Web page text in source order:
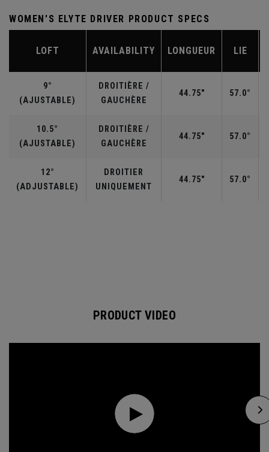
WOMEN'S ELYTE DRIVER PRODUCT SPECS
LOFT AVAILABILITY LONGUEUR LIE
9°
(AJUSTABLE)
DROITIÈRE /
GAUCHÈRE
44.75" 57.0°
10.5°
(AJUSTABLE)
DROITIÈRE /
GAUCHÈRE
44.75" 57.0°
12°
(ADJUSTABLE)
DROITIER
UNIQUEMENT
44.75" 57.0°
PRODUCT VIDEO